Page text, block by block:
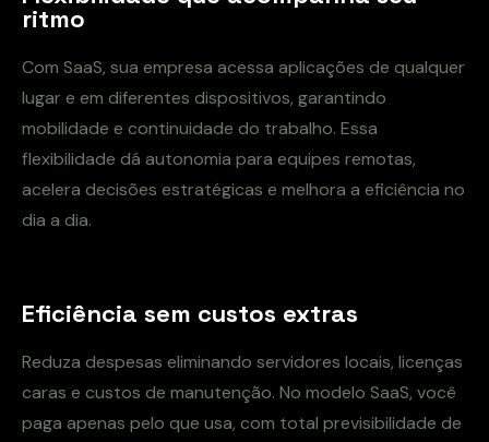
ritmo
Com SaaS, sua empresa acessa aplicações de qualquer
lugar e em diferentes dispositivos, garantindo
mobilidade e continuidade do trabalho. Essa
flexibilidade dá autonomia para equipes remotas,
acelera decisões estratégicas e melhora a eficiência no
dia a dia.
Eficiência sem custos extras
Reduza despesas eliminando servidores locais, licenças
caras e custos de manutenção. No modelo SaaS, você
paga apenas pelo que usa, com total previsibilidade de